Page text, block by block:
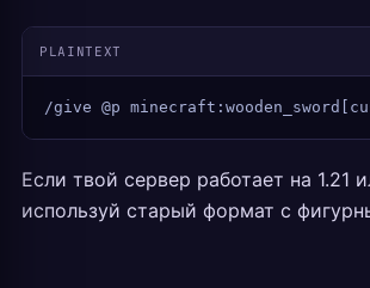
PLAINTEXT
/give @p
Если твой сервер работает на 1.21
используй старый формат с